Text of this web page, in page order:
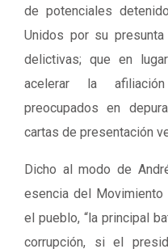
de potenciales
Unidos por su
delictivas; que en
acelerar la
preocupados en
cartas de presentación
Dicho al modo de
esencia del Movimiento
el pueblo, “la principal
corrupción, si el